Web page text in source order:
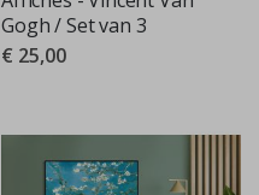
Gogh / Set van 3
€ 25,00